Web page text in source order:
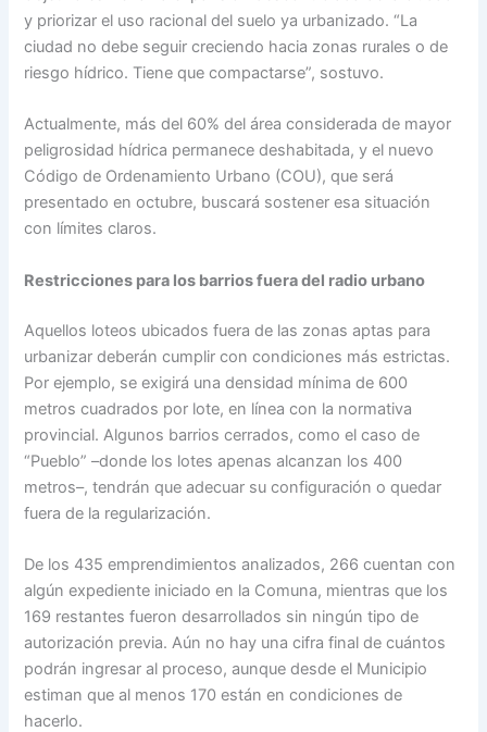
y priorizar el uso racional del suelo ya urbanizado. “La
ciudad no debe seguir creciendo hacia zonas rurales o de
riesgo hídrico. Tiene que compactarse”, sostuvo.
Actualmente, más del 60% del área considerada de mayor
peligrosidad hídrica permanece deshabitada, y el nuevo
Código de Ordenamiento Urbano (COU), que será
presentado en octubre, buscará sostener esa situación
con límites claros.
Restricciones para los barrios fuera del radio urbano
Aquellos loteos ubicados fuera de las zonas aptas para
urbanizar deberán cumplir con condiciones más estrictas.
Por ejemplo, se exigirá una densidad mínima de 600
metros cuadrados por lote, en línea con la normativa
provincial. Algunos barrios cerrados, como el caso de
“Pueblo” –donde los lotes apenas alcanzan los 400
metros–, tendrán que adecuar su configuración o quedar
fuera de la regularización.
De los 435 emprendimientos analizados, 266 cuentan con
algún expediente iniciado en la Comuna, mientras que los
169 restantes fueron desarrollados sin ningún tipo de
autorización previa. Aún no hay una cifra final de cuántos
podrán ingresar al proceso, aunque desde el Municipio
estiman que al menos 170 están en condiciones de
hacerlo.